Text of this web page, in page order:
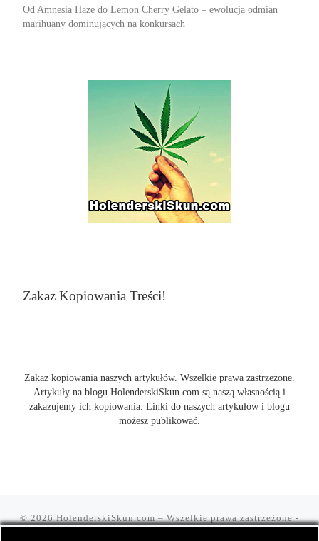
Od Amnesia Haze do Lemon Cherry Gelato – ewolucja odmian
marihuany dominujących na konkursach
Zakaz Kopiowania Treści!
Zakaz kopiowania naszych artykułów. Wszelkie prawa zastrzeżone.
Artykuły na blogu HolenderskiSkun.com są naszą własnością i
zakazujemy ich kopiowania. Linki do naszych artykułów i blogu
możesz publikować.
© 2026HolenderskiSkun.com– Wszelkie prawa zastrzeżone-